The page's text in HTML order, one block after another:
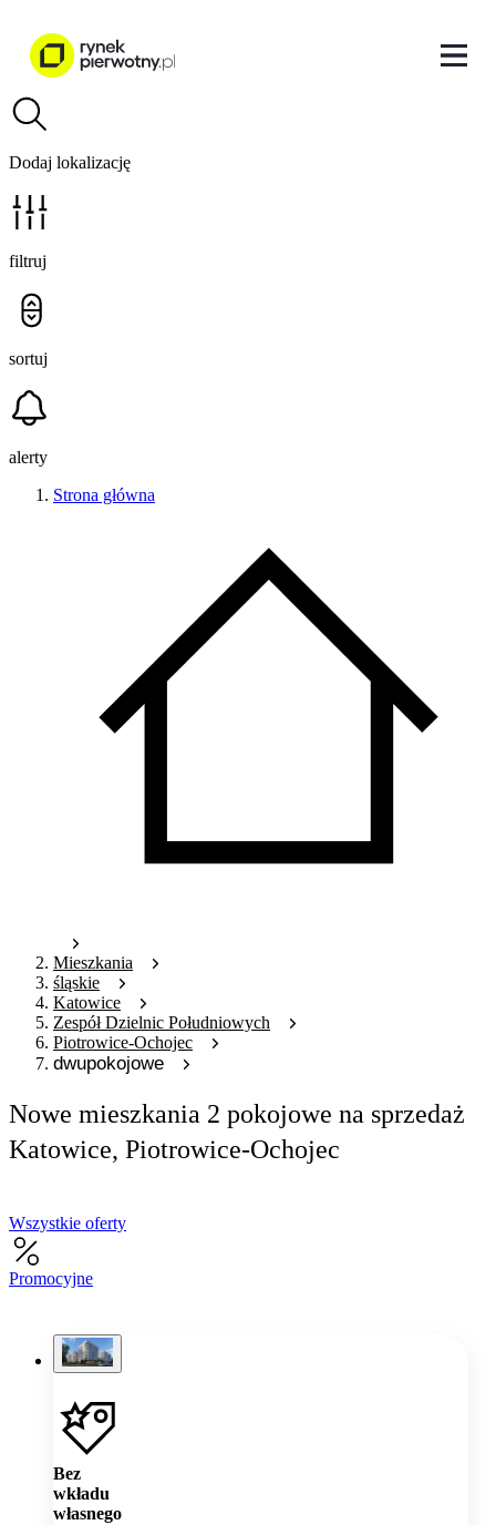
Dodaj lokalizację
filtruj
sortuj
alerty
Strona główna
Mieszkania
śląskie
Katowice
Zespół Dzielnic Południowych
Piotrowice-Ochojec
dwupokojowe
Nowe mieszkania 2 pokojowe na sprzedaż
Katowice, Piotrowice-Ochojec
Wszystkie oferty
Promocyjne
Bez
wkładu
własnego